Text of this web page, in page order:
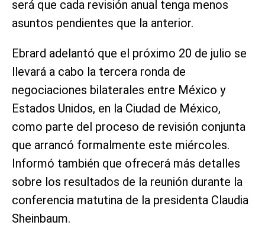
será que cada revisión anual tenga menos
asuntos pendientes que la anterior.
Ebrard adelantó que el próximo 20 de julio se
llevará a cabo la tercera ronda de
negociaciones bilaterales entre México y
Estados Unidos, en la Ciudad de México,
como parte del proceso de revisión conjunta
que arrancó formalmente este miércoles.
Informó también que ofrecerá más detalles
sobre los resultados de la reunión durante la
conferencia matutina de la presidenta Claudia
Sheinbaum.